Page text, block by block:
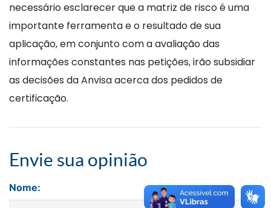
necessário esclarecer que a matriz de risco é uma
importante ferramenta e o resultado de sua
aplicação, em conjunto com a avaliação das
informações constantes nas petições, irão subsidiar
as decisões da Anvisa acerca dos pedidos de
certificação.
Envie sua opinião
Nome: